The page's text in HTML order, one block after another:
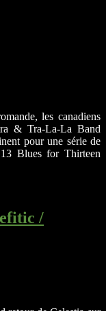
les canadiens
& Tra-La-La Band
pour une série de
Blues for Thirteen
/